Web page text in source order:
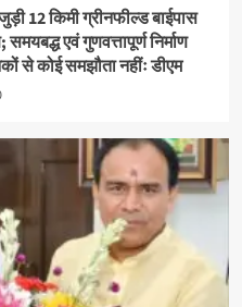
12 किमी ग्रीनफील्ड बाईपास
एवं गुणवत्तापूर्ण निर्माण
से कोई समझौता नहींः डीएम